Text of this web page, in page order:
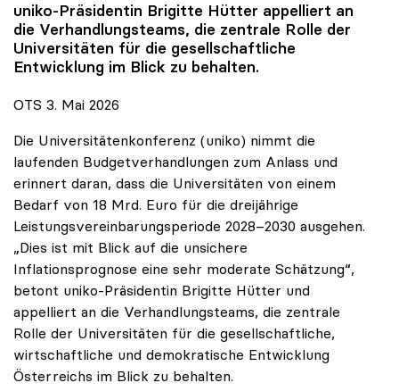
uniko-Präsidentin Brigitte Hütter appelliert an
die Verhandlungsteams, die zentrale Rolle der
Universitäten für die gesellschaftliche
Entwicklung im Blick zu behalten.
OTS 3. Mai 2026
Die Universitätenkonferenz (uniko) nimmt die
laufenden Budgetverhandlungen zum Anlass und
erinnert daran, dass die Universitäten von einem
Bedarf von 18 Mrd. Euro für die dreijährige
Leistungsvereinbarungsperiode 2028–2030 ausgehen.
„Dies ist mit Blick auf die unsichere
Inflationsprognose eine sehr moderate Schätzung“,
betont uniko-Präsidentin Brigitte Hütter und
appelliert an die Verhandlungsteams, die zentrale
Rolle der Universitäten für die gesellschaftliche,
wirtschaftliche und demokratische Entwicklung
Österreichs im Blick zu behalten.